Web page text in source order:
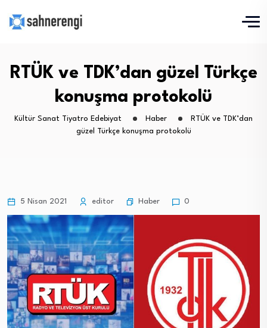
RTÜK ve TDK’dan güzel Türkçe
konuşma protokolü
Kültür Sanat Tiyatro Edebiyat Haber
RTÜK ve TDK’dan
güzel Türkçe konuşma protokolü
5 Nisan 2021 editor Haber 0